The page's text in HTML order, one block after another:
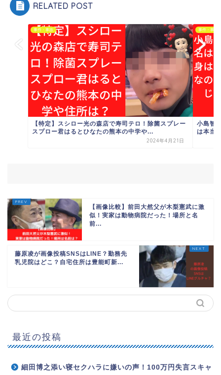
RELATED POST
事件・事故
【特定】スシロー光の森店で寿司テロ！除菌スプレー
スプロー君はるとひなたの熊本の中学や...
2024年4月21日
事件・事故
小島智
は本当
【画像比較】前田大然父が木梨憲武に激
似！実家は動物病院だった！場所と名
前...
藤原凌が画像投稿SNSはLINE？勤務先
乳児院はどこ？自宅住所は豊能町新...
最近の投稿
細田博之添い寝セクハラに嫌いの声！100万円失言スキャ